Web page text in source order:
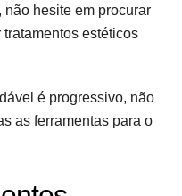
hesite em procurar
estéticos
é progressivo, não
as ferramentas para o